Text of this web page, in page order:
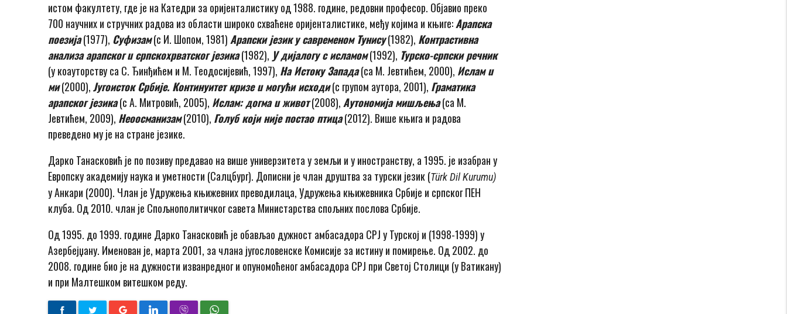
истом факултету, где je на Катедри за оријенталистику од 1988. године, редовни професор. Објавио преко
700 научних и стручних радова из области широко схваћене оријенталистике, међу којима и књиге:Арапска
поезија(1977), Суфизам(с И. Шопом, 1981)Арапски језик у савременом Тунису(1982), Контрастивна
анализа арапскогuсрпскохрватског језика(1982), У дијалогу с исламом(1992), Турско-српски речник
(у коауторству са С. Ђинђићем и М. Теодосијевић, 1997), HaИстоку Запада(са М. Јевтићем, 2000), Исламu
ми(2000),Југоисток Србије. Континуитет кризеuмогући исходи(с групом аутора, 2001), Граматика
арапског језика(с A. Митровић, 2005), Ислам: догмаuживот(2008),Аутономија мишљења(са М.
Јевтићем, 2009), Неоосманизам(2010), Голуб који није постао птица(2012). Више књига и радова
преведено му je на стране језике.
Дарко Танасковић je пo позиву предавао на више универзитета у земљи и у иностранству, a 1995. je изабран у
Европску академију наука и уметности (Салцбург). Дописни je члан друштва за турски језик (Türk Dil Kurumu)
у Анкари (2000). Члан je Удружења књижевних преводилаца, Удружења књижевника Србије и српског ПЕН
клуба. Од 2010. члан je Спољнополитичког савета Министарства спољних послова Србије.
Од 1995. до 1999. године Дарко Танасковић je обављао дужност амбасадора СРЈ у Турској и (1998-1999) у
Азербејџану. Именован je, марта 2001, за члана југословенске Комисије за истину и помирење. Од 2002. до
2008. године био je на дужности изванредног и опуномоћеног амбасадора СРЈ при Светој Столици (у Ватикану)
и при Малтешком витешком реду.